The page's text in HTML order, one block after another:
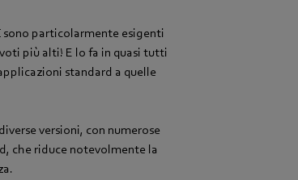
particolarmente esigenti
più alti! E lo fa in quasi tutti
standard a quelle
versioni, con numerose
che riduce notevolmente la